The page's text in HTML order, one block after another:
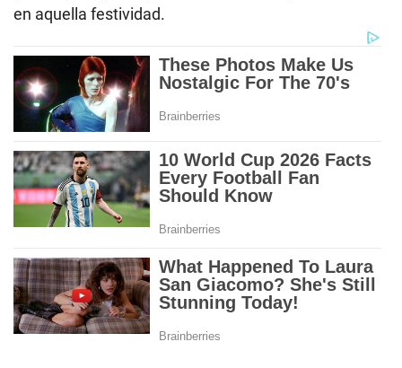
en aquella festividad.